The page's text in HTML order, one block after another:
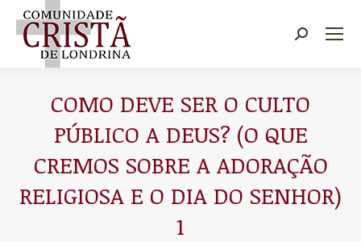
Buscar
COMO DEVE SER O CULTO
PÚBLICO A DEUS? (O QUE
CREMOS SOBRE A ADORAÇÃO
RELIGIOSA E O DIA DO SENHOR)
1